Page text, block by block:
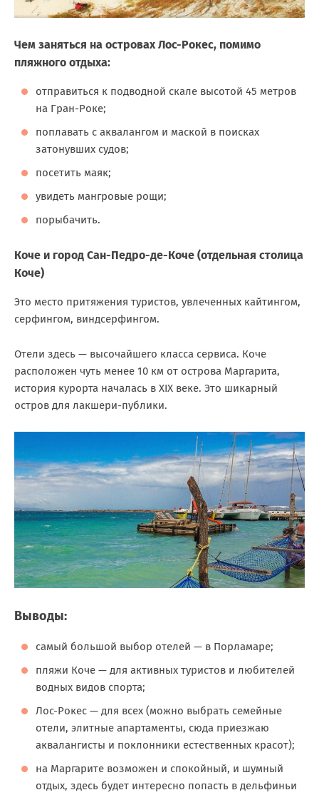
Чем заняться на островах Лос-Рокес, помимо
пляжного отдыха:
отправиться к подводной скале высотой 45 метров
на Гран-Роке;
поплавать с аквалангом и маской в поисках
затонувших судов;
посетить маяк;
увидеть мангровые рощи;
порыбачить.
Коче и город Сан-Педро-де-Коче (отдельная столица
Коче)
Это место притяжения туристов, увлеченных кайтингом,
серфингом, виндсерфингом.
Отели здесь — высочайшего класса сервиса. Коче
расположен чуть менее 10 км от острова Маргарита,
история курорта началась в XIX веке. Это шикарный
остров для лакшери-публики.
Выводы:
самый большой выбор отелей — в Порламаре;
пляжи Коче — для активных туристов и любителей
водных видов спорта;
Лос-Рокес — для всех (можно выбрать семейные
отели, элитные апартаменты, сюда приезжаю
аквалангисты и поклонники естественных красот);
на Маргарите возможен и спокойный, и шумный
отдых, здесь будет интересно попасть в дельфиньи